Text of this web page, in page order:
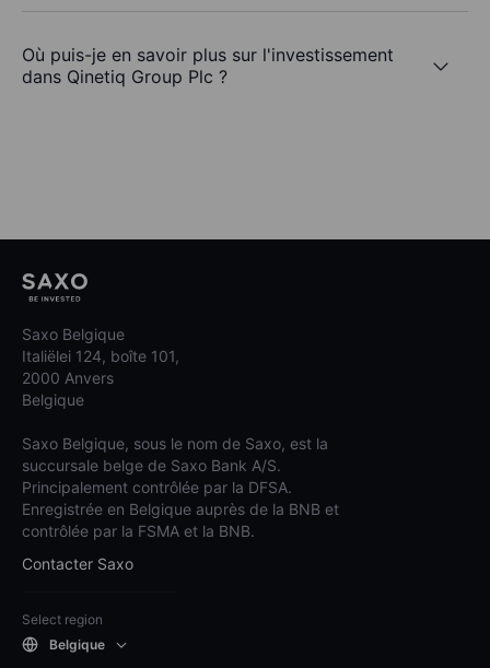
Où puis-je en savoir plus sur l'investissement
dans Qinetiq Group Plc ?
Saxo Belgique
Italiëlei 124, boîte 101,
2000 Anvers
Belgique
Saxo Belgique, sous le nom de Saxo, est la
succursale belge de Saxo Bank A/S.
Principalement contrôlée par la DFSA.
Enregistrée en Belgique auprès de la BNB et
contrôlée par la FSMA et la BNB.
Contacter Saxo
Select region
Belgique